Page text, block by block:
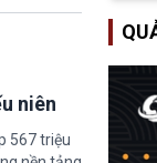
niên
567 triệu